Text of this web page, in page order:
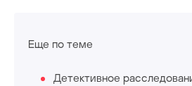
Еще по теме
Детективное